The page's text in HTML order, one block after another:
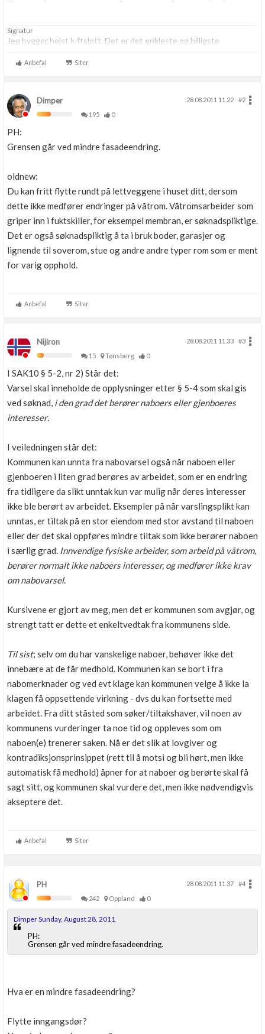
Signatur
Jeg bygger helst luftslott. Det er det enkleste og billigste
Anbefal Siter
Dimper 28.08.2011 11.22
#2
195
0
PH:
Grensen går ved mindre fasadeendring.
oldnew:
Du kan fritt flytte rundt på lettveggene i huset ditt, dersom
dette ikke medfører endringer på våtrom. Våtromsarbeider som
griper inn i fuktskiller, for eksempel membran, er søknadspliktige.
Det er også søknadspliktig å ta i bruk boder, garasjer og
lignende til soverom, stue og andre andre typer rom som er ment
for varig opphold.
Anbefal Siter
Nijiron 28.08.2011 11.33
#3
15
Tønsberg 0
I SAK10 § 5-2, nr 2) Står det:
Varsel skal inneholde de opplysninger etter § 5-4 som skal gis
ved søknad, i den grad det berører naboers eller gjenboeres
interesser.
I veiledningen står det:
Kommunen kan unnta fra nabovarsel også når naboen eller
gjenboeren i liten grad berøres av arbeidet, som er en endring
fra tidligere da slikt unntak kun var mulig når deres interesser
ikke ble berørt av arbeidet. Eksempler på når varslingsplikt kan
unntas, er tiltak på en stor eiendom med stor avstand til naboen
eller der det skal oppføres mindre tiltak som ikke berører naboen
i særlig grad. Innvendige fysiske arbeider, som arbeid på våtrom,
berører normalt ikke naboers interesser, og medfører ikke krav
om nabovarsel.
Kursivene er gjort av meg, men det er kommunen som avgjør, og
strengt tatt er dette et enkeltvedtak fra kommunens side.
Til sist; selv om du har vanskelige naboer, behøver ikke det
innebære at de får medhold. Kommunen kan se bort i fra
nabomerknader og ved evt klage kan kommunen velge å ikke la
klagen få oppsettende virkning - dvs du kan fortsette med
arbeidet. Fra ditt ståsted som søker/tiltakshaver, vil noen av
kommunens vurderinger ta noe tid og oppleves som om
naboen(e) trenerer saken. Nå er det slik at lovgiver og
kontradiksjonsprinsippet (rett til å motsi og bli hørt, men ikke
automatisk få medhold) åpner for at naboer og berørte skal få
sagt sitt, og kommunen skal vurdere det, men ikke nødvendigvis
akseptere det.
Anbefal Siter
PH 28.08.2011 11.37
#4
242
Oppland 0
Dimper Sunday, August 28, 2011
PH:
Grensen går ved mindre fasadeendring.
Hva er en mindre fasadeendring?
Flytte inngangsdør?